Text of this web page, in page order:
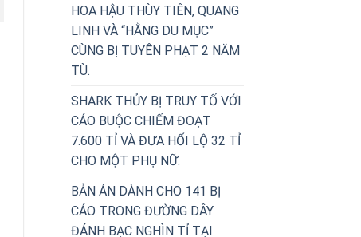
HOA HẬU THÙY TIÊN, QUANG
LINH VÀ “HẰNG DU MỤC”
CÙNG BỊ TUYÊN PHẠT 2 NĂM
TÙ.
SHARK THỦY BỊ TRUY TỐ VỚI
CÁO BUỘC CHIẾM ĐOẠT
7.600 TỈ VÀ ĐƯA HỐI LỘ 32 TỈ
CHO MỘT PHỤ NỮ.
BẢN ÁN DÀNH CHO 141 BỊ
CÁO TRONG ĐƯỜNG DÂY
ĐÁNH BẠC NGHÌN TỈ TẠI